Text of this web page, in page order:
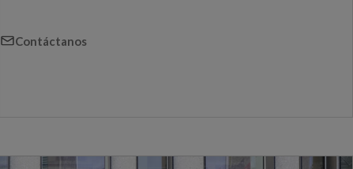
Contáctanos